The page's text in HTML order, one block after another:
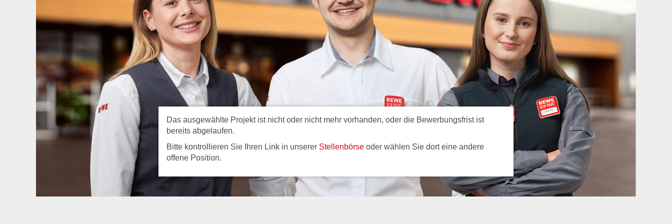
Das ausgewählte Projekt ist nicht oder nicht mehr vorhanden, oder die Bewerbungsfrist ist
bereits abgelaufen.
Bitte kontrollieren Sie Ihren Link in unserer Stellenbörse oder wählen Sie dort eine andere
offene Position.